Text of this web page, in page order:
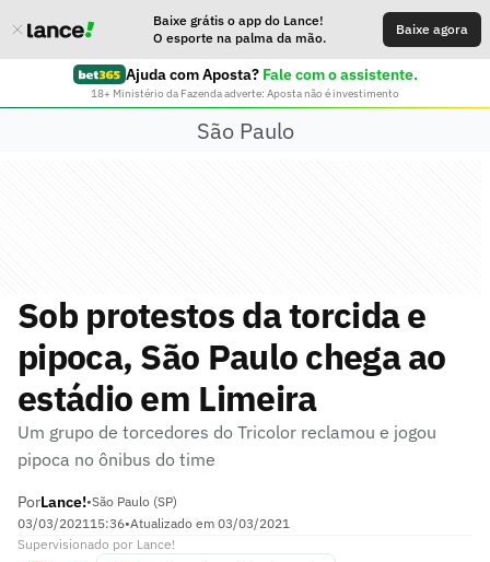
Baixe grátis o app do Lance!
O esporte na palma da mão.
Baixe agora
Ajuda com Aposta? Fale com o assistente.
18+ Ministério da Fazenda adverte: Aposta não é investimento
São Paulo
Sob protestos da torcida e
pipoca, São Paulo chega ao
estádio em Limeira
Um grupo de torcedores do Tricolor reclamou e jogou
pipoca no ônibus do time
PorLance!•São Paulo (SP)
03/03/202115:36•Atualizado em 03/03/2021
Supervisionado por Lance!